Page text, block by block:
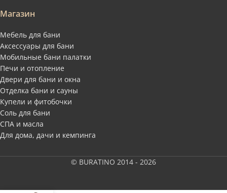
Магазин
Мебель для бани
Аксессуары для бани
Мобильные бани палатки
Печи и отопление
Двери для бани и окна
Отделка бани и сауны
Купели и фитобочки
Соль для бани
СПА и масла
Для дома, дачи и кемпинга
© BURATINO 2014 - 2026